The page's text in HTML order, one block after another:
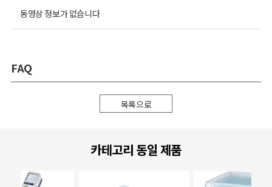
동영상 정보가 없습니다
FAQ
목록으로
카테고리 동일 제품